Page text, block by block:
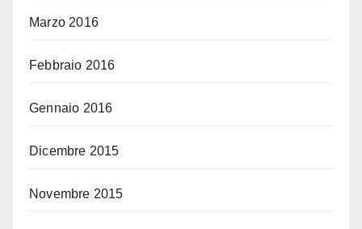
Marzo 2016
Febbraio 2016
Gennaio 2016
Dicembre 2015
Novembre 2015